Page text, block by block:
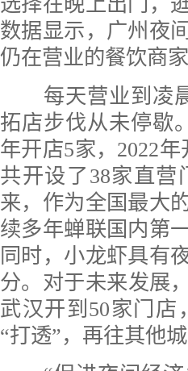
数据显示，广州夜
仍在营业的餐饮商家
每天营业到凌晨
拓店步伐从未停歇
年开店5家，2022
共开设了38家直营
来，作为全国最大
续多年蝉联国内第
同时，小龙虾具有
分。对于未来发展
武汉开到50家门
“打透”，再往其他城